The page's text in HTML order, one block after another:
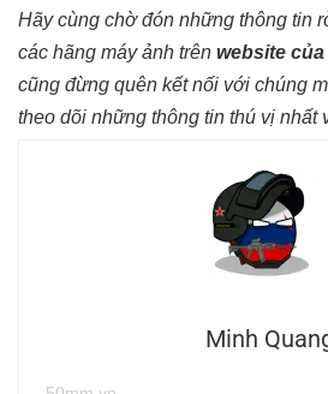
Hãy cùng chờ đón những thông tin
các hãng máy ảnh trên website của
cũng đừng quên kết nối với chúng
theo dõi những thông tin thú vị nhất
Minh